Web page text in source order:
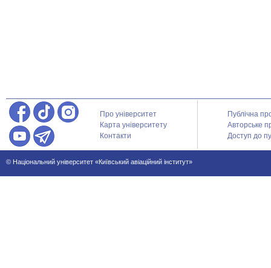
Про університет
Карта університету
Контакти
Публічна
Авторське
Доступ до
© Національний університет «Київський авіаційний інститут»